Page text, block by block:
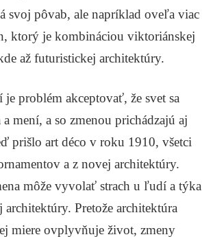
svoj pôvab, ale napríklad oveľa viac
ktorý je kombináciou viktoriánskej
až futuristickej architektúry.
problém akceptovať, že svet sa
mení, a so zmenou prichádzajú aj
prišlo art déco v roku 1910, všetci
a z novej architektúry.
môže vyvolať strach u ľudí a týka
architektúry. Pretože architektúra
miere ovplyvňuje život, zmeny